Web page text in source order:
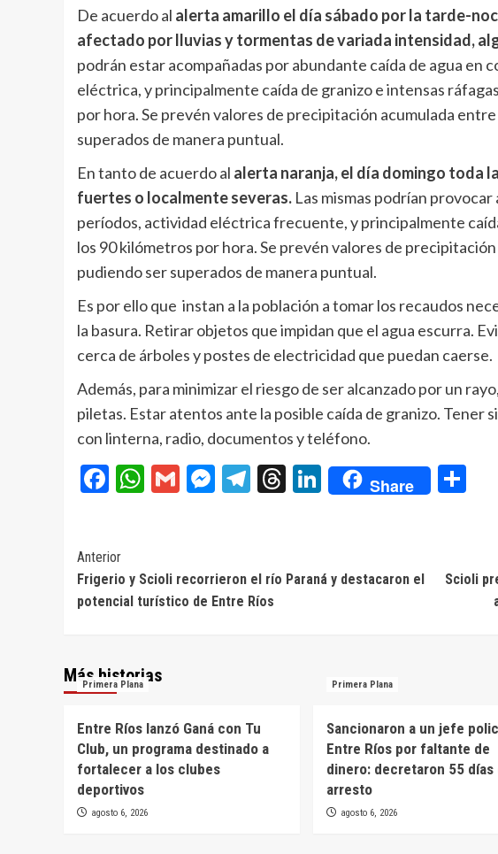
De acuerdo al alerta amarillo el día sábado por la tarde-
afectado por lluvias y tormentas de variada intensidad,
podrán estar acompañadas por abundante caída de agua
eléctrica, y principalmente caída de granizo e intensas
por hora. Se prevén valores de precipitación acumulada
superados de manera puntual.
En tanto de acuerdo al alerta naranja, el día domingo toda
fuertes o localmente severas. Las mismas podrían
períodos, actividad eléctrica frecuente, y principalmente
los 90 kilómetros por hora. Se prevén valores de
pudiendo ser superados de manera puntual.
Es por ello que instan a la población a tomar los recaudos
la basura. Retirar objetos que impidan que el agua escurra.
cerca de árboles y postes de electricidad que puedan caerse.
Además, para minimizar el riesgo de ser alcanzado por un
piletas. Estar atentos ante la posible caída de granizo. Tener
con linterna, radio, documentos y teléfono.
Facebook
WhatsApp
GmailMessenger
Telegram
Threads
LinkedIn
Share
Navegación
de
entradas
Anterior
Frigerio y Scioli recorrieron el río Paraná y destacaron el
potencial turístico de Entre Ríos
Scioli
Más historias
Primera Plana
Entre Ríos lanzó Ganá con Tu
Club, un programa destinado a
fortalecer a los clubes
deportivos
agosto 6, 2026
Primera Plana
Sancionaron a un jefe
Entre Ríos por faltante de
dinero: decretaron 55 días
arresto
agosto 6, 2026